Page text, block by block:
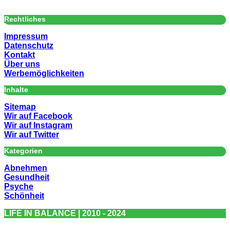
Rechtliches
Impressum
Datenschutz
Kontakt
Über uns
Werbemöglichkeiten
Inhalte
Sitemap
Wir auf Facebook
Wir auf Instagram
Wir auf Twitter
Kategorien
Abnehmen
Gesundheit
Psyche
Schönheit
LIFE IN BALANCE | 2010 - 2024